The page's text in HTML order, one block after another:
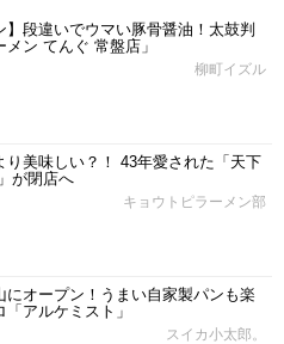
】段違いでウマい豚骨醤油！太鼓判
ン てんぐ 常盤店」
柳町イズル
り美味しい？！ 43年愛された「天下
が閉店へ
キョウトピラーメン部
にオープン！うまい自家製パンも楽
アルケミスト」
スイカ小太郎。